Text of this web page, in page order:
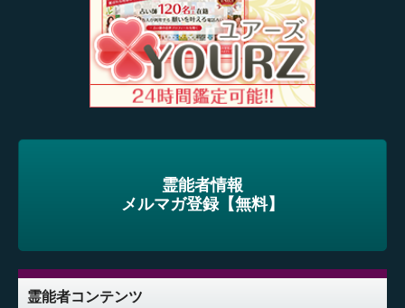
霊能者情報
メルマガ登録【無料】
霊能者コンテンツ